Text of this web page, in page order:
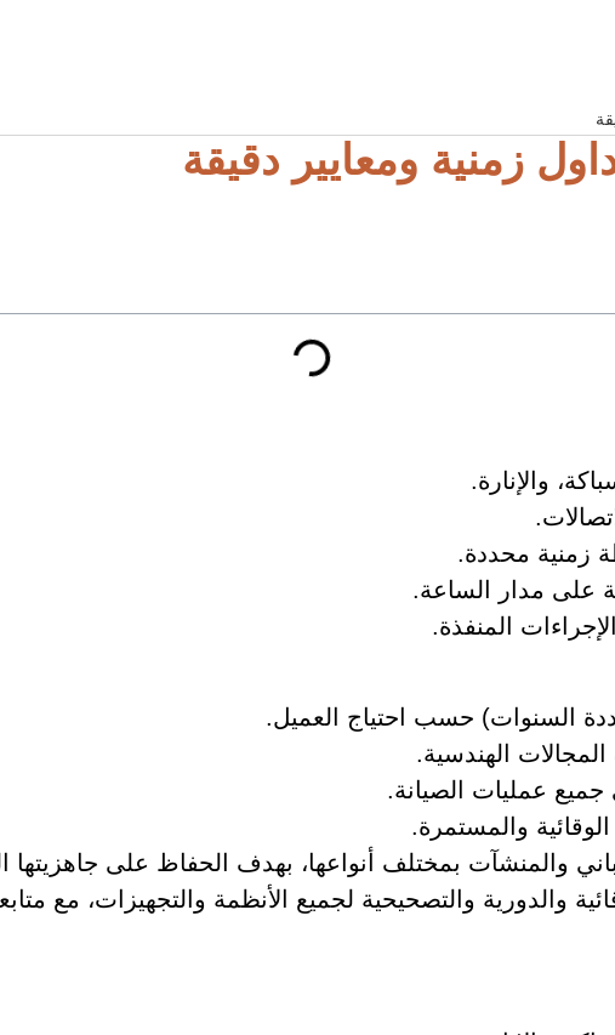
زمنية ومعايير دقيقة
والإنارة.
زمنية محددة.
على مدار الساعة.
المنفذة.
السنوات) حسب احتياج العميل.
الهندسية.
جميع عمليات الصيانة.
والمستمرة.
والمنشآت بمختلف أنواعها، بهدف الحفاظ على جاهزيتها
والدورية والتصحيحية لجميع الأنظمة والتجهيزات، مع